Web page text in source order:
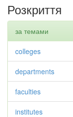
Розкриття
за темами
colleges
departments
faculties
institutes